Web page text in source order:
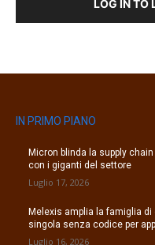
LOG IN TO
IN PRIMO PIANO
Micron blinda la supply
con i giganti del settore
Luglio 17, 2026
Melexis amplia la famiglia di
singola senza codice per
Luglio 16, 2026